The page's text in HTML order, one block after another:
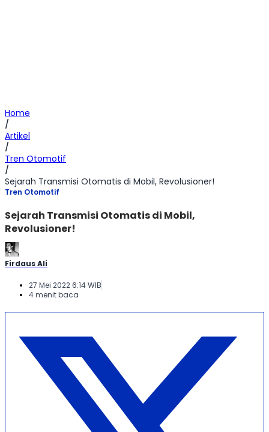
Home
/
Artikel
/
Tren Otomotif
/
Sejarah Transmisi Otomatis di Mobil, Revolusioner!
Tren Otomotif
Sejarah Transmisi Otomatis di Mobil,
Revolusioner!
Firdaus Ali
27 Mei 2022 6:14 WIB
4 menit baca